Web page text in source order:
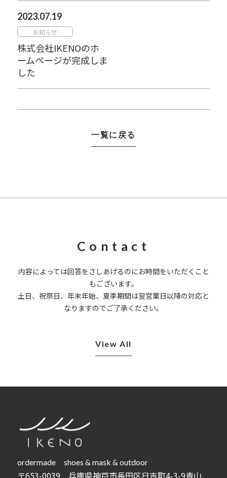
2023.07.19
お知らせ
株式会社IKENOのホ
ームページが完成しま
した
一覧に戻る
Contact
内容によっては回答をさしあげるのにお時間をいただくこと
もございます。
土日、祝祭日、年末年始、夏季期間は翌営業日以降の対応と
なりますのでご了承ください。
View All
ordermade shoes & mask & outdoor
〒653-0039 兵庫県神戸市長田区日吉町4-3-9青山